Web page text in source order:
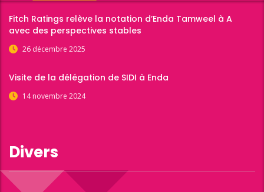
Fitch Ratings relève la notation d’Enda Tamweel à A
avec des perspectives stables
26 décembre 2025
Visite de la délégation de SIDI à Enda
14 novembre 2024
Divers